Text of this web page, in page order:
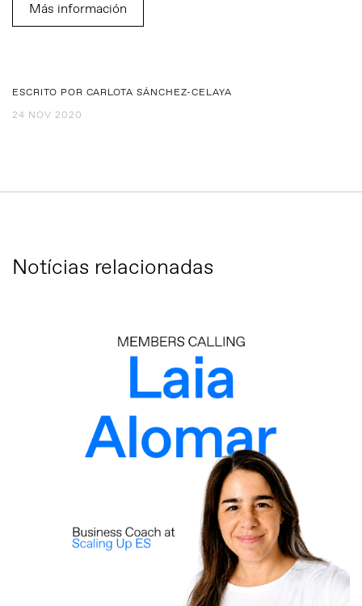
Más información
ESCRITO POR CARLOTA SÁNCHEZ-CELAYA
24 NOV 2020
Notícias relacionadas